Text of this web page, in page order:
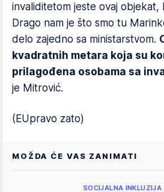
invaliditetom jeste ovaj objekat,
Drago nam je što smo tu
delo zajedno sa ministarstvom.
kvadratnih metara koja su
prilagođena osobama sa
je Mitrović.
(EUpravo zato)
MOŽDA ĆE VAS ZANIMATI
SOCIJALNA INKLUZIJA